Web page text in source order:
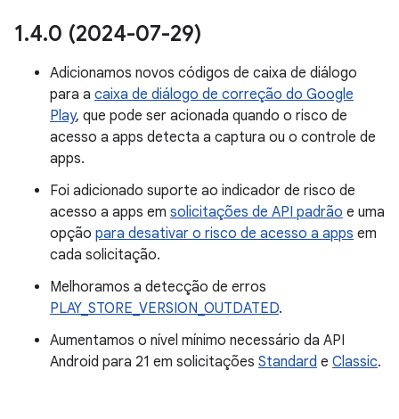
1.4.0 (2024-07-29)
Adicionamos novos códigos de caixa de diálogo
para a caixa de diálogo de correção do Google
Play, que pode ser acionada quando o risco de
acesso a apps detecta a captura ou o controle de
apps.
Foi adicionado suporte ao indicador de risco de
acesso a apps em solicitações de API padrão e uma
opção para desativar o risco de acesso a apps em
cada solicitação.
Melhoramos a detecção de erros
PLAY_STORE_VERSION_OUTDATED.
Aumentamos o nível mínimo necessário da API
Android para 21 em solicitações Standard e Classic.